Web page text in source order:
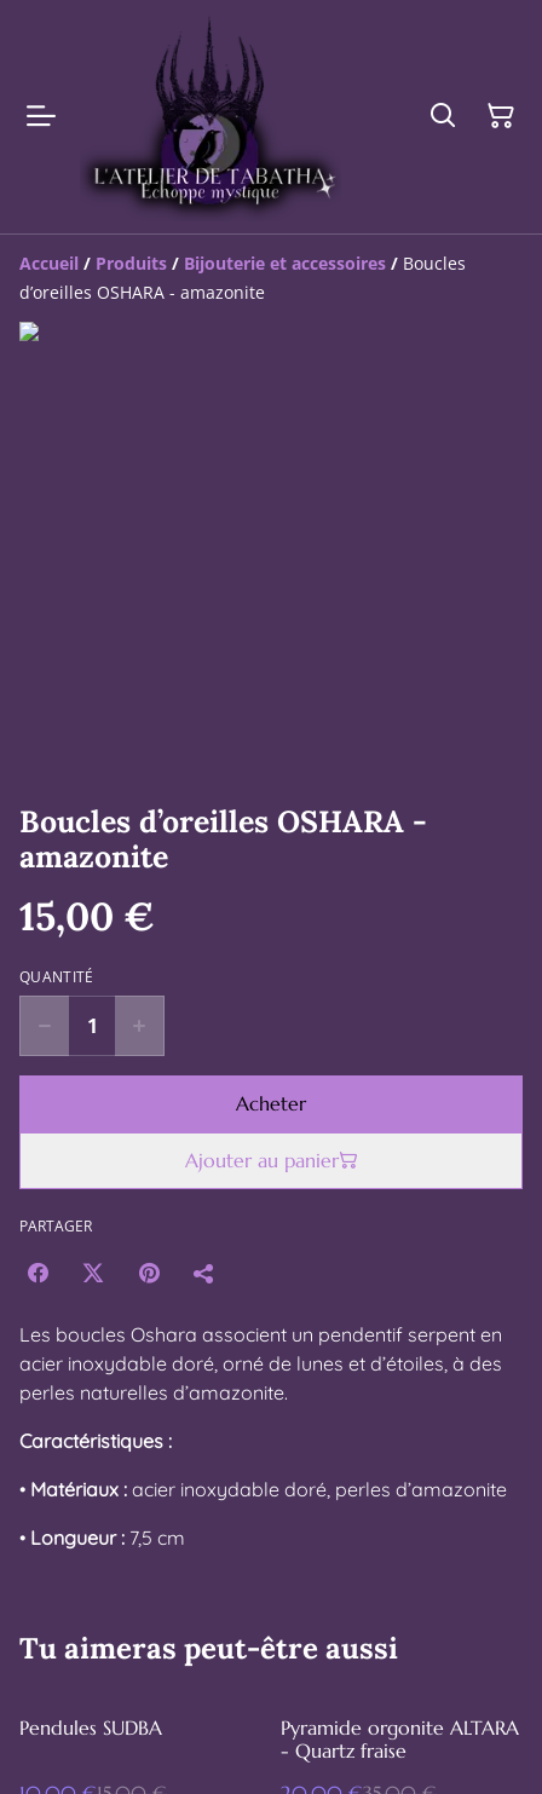
Accueil / Produits / Bijouterie et accessoires / Boucles
d’oreilles OSHARA - amazonite
Boucles d’oreilles OSHARA -
amazonite
15,00 €
QUANTITÉ
Acheter
Ajouter au panier
PARTAGER
Les boucles Oshara associent un pendentif serpent en
acier inoxydable doré, orné de lunes et d’étoiles, à des
perles naturelles d’amazonite.
Caractéristiques :
• Matériaux : acier inoxydable doré, perles d’amazonite
• Longueur : 7,5 cm
Tu aimeras peut-être aussi
%
Pendules SUDBA %
Pyramide orgonite ALTARA
- Quartz fraise